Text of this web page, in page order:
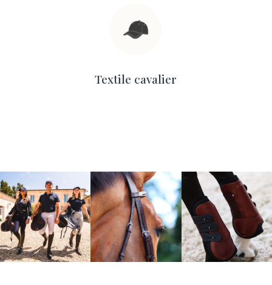
Textile cavalier